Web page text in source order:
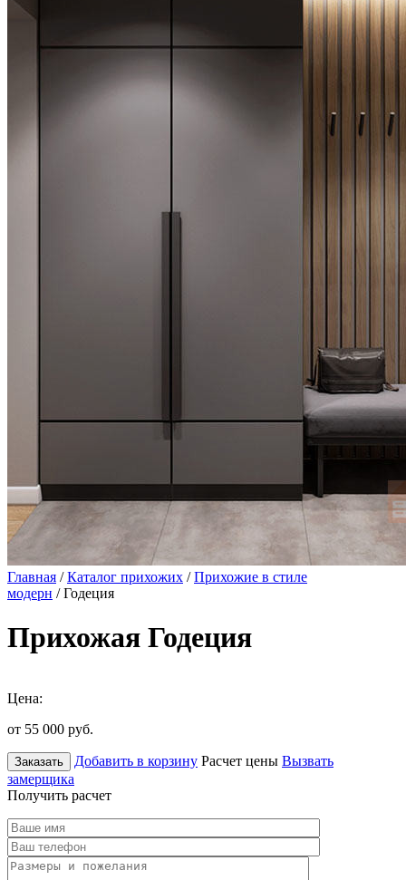
Главная /Каталог прихожих /Прихожие в стиле
модерн / Годеция
Прихожая Годеция
Цена:
от 55 000 руб.
Заказать Добавить в корзину Расчет цены Вызвать
замерщика
Получить расчет